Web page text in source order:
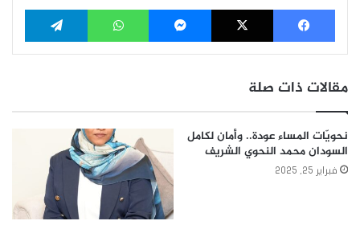
فيسبوك ‫X ماسنجر واتساب
مقالات ذات صلة
نحويّات المساء عودة.. وأمان لكامل
السودان محمد النحوي الشريف
فبراير 25, 2025